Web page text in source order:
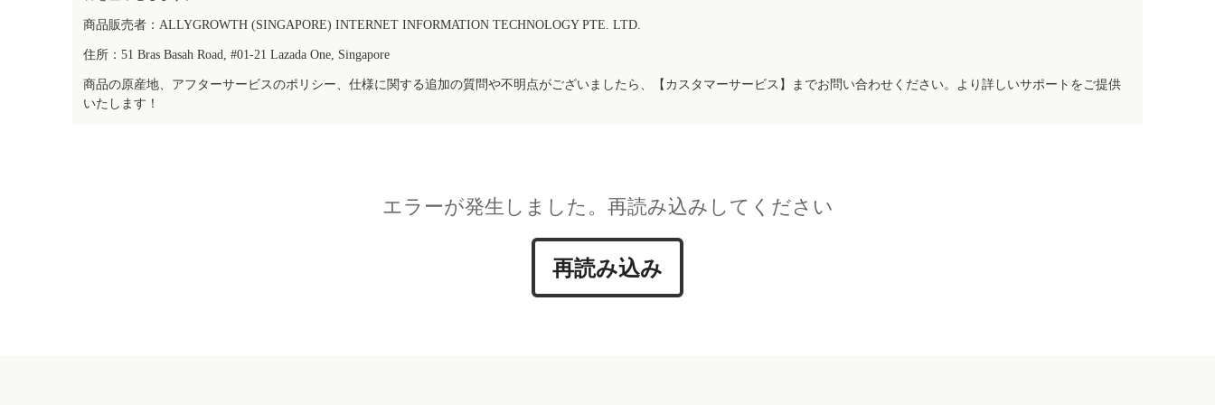
商品販売者：ALLYGROWTH (SINGAPORE) INTERNET INFORMATION TECHNOLOGY PTE. LTD.
住所：51 Bras Basah Road, #01-21 Lazada One, Singapore
商品の原産地、アフターサービスのポリシー、仕様に関する追加の質問や不明点がございましたら、【カスタマーサービス】までお問い合わせください。より詳しいサポートをご提供
いたします！
エラーが発生しました。再読み込みしてください
再読み込み